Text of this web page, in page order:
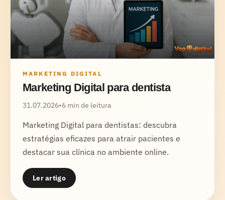
MARKETING DIGITAL
Marketing Digital para dentista
31.07.2026•6 min de leitura
Marketing Digital para dentistas: descubra
estratégias eficazes para atrair pacientes e
destacar sua clínica no ambiente online.
Ler artigo